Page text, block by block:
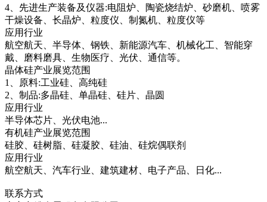
4、先进生产装备及仪器:电阻炉、陶瓷烧结炉、砂磨机、喷雾
干燥设备、长晶炉、粒度仪、制氮机、粒度仪等
应用行业
航空航天、半导体、钢铁、新能源汽车、机械化工、智能穿
戴、磨料磨具、生物医疗、光伏、通信等。
晶体硅产业展览范围
1、原料:工业硅、高纯硅
2、制品:多晶硅、单晶硅、硅片、晶圆
应用行业
半导体芯片、光伏电池...
有机硅产业展览范围
硅胶、硅树脂、硅凝胶、硅油、硅烷偶联剂
应用行业
航空航天、汽车行业、建筑建材、电子产品、日化...
联系方式